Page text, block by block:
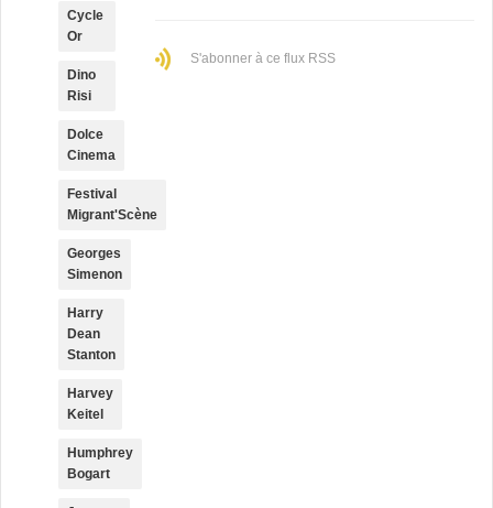
S'abonner à ce flux RSS
Cycle
Or
Dino
Risi
Dolce
Cinema
Festival
Migrant'Scène
Georges
Simenon
Harry
Dean
Stanton
Harvey
Keitel
Humphrey
Bogart